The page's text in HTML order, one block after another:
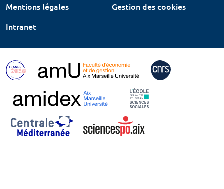
Mentions légales
Gestion des cookies
Intranet